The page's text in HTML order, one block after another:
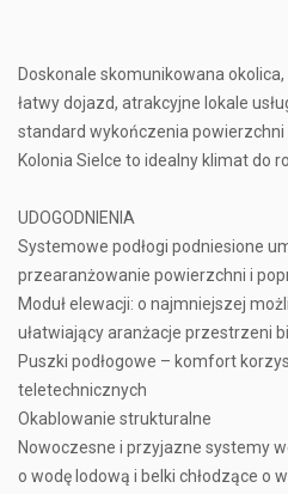
Doskonale skomunikowana
łatwy dojazd, atrakcyjne lokale
standard wykończenia
Kolonia Sielce to idealny klimat do
UDOGODNIENIA
Systemowe podłogi podniesione
przearanżowanie powierzchni i
Moduł elewacji: o najmniejszej
ułatwiający aranżacje przestrzeni
Puszki podłogowe – komfort
teletechnicznych
Okablowanie strukturalne
Nowoczesne i przyjazne systemy
o wodę lodową i belki chłodzące o